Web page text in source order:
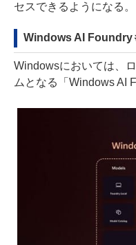
セスできるようになる。
Windows AI
Windowsにおいては、
ムとなる「Windows AI